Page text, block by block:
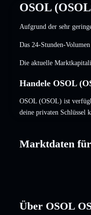
OSOL
Aufgrund der sehr
Das 24-Stunden-
Die aktuelle
Handele OSOL
OSOL (OSOL) ist
deine privaten Schlüssel
Marktdaten
Über OSOL